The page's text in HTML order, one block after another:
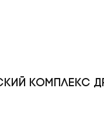
комплекс